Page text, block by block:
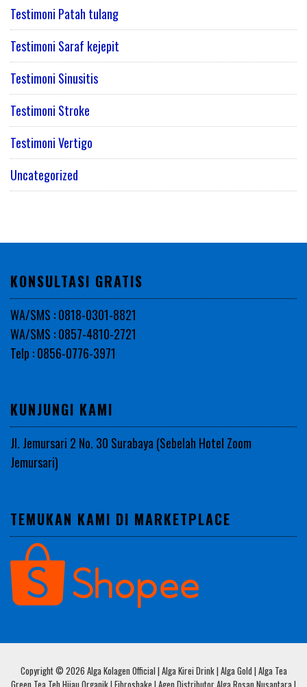
Testimoni Patah tulang
Testimoni Saraf kejepit
Testimoni Sinusitis
Testimoni Stroke
Testimoni Vertigo
Uncategorized
KONSULTASI GRATIS
WA/SMS : 0818-0301-8821
WA/SMS : 0857-4810-2721
Telp : 0856-0776-3971
KUNJUNGI KAMI
Jl. Jemursari 2 No. 30 Surabaya (Sebelah Hotel Zoom
Jemursari)
TEMUKAN KAMI DI MARKETPLACE
Copyright © 2026 Alga Kolagen Official | Alga Kirei Drink | Alga Gold | Alga Tea
Green Tea Teh Hijau Organik | Fibroshake | Agen Distributor Alga Rosan Nusantara |